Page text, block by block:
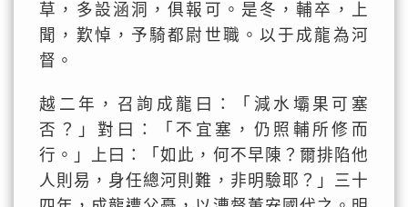
草，多設涵洞，俱報可。是冬，輔卒，上
聞，歎悼，予騎都尉世職。以于成龍為河
督。
越二年，召詢成龍曰：「減水壩果可塞
否？」對曰：「不宜塞，仍照輔所修而
行。」上曰：「如此，何不早陳？爾排陷他
人則易，身任總河則難，非明驗耶？」三十